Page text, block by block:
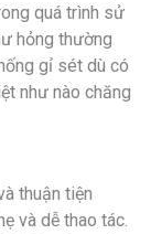
quá trình sử
hỏng thường
gỉ sét dù có
như nào chăng
thuận tiện
và dễ thao tác.